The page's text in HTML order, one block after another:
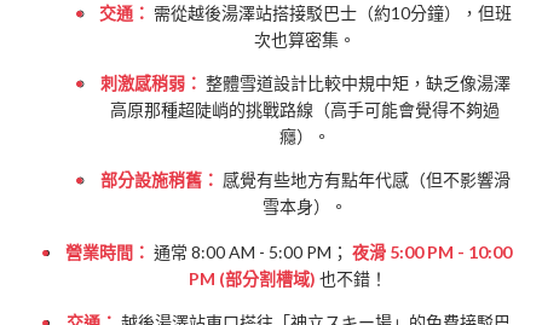
交通： 需從越後湯澤站搭接駁巴士（約10分鐘），但班
次也算密集。
刺激感稍弱： 整體雪道設計比較中規中矩，缺乏像湯澤
高原那種超陡峭的挑戰路線（高手可能會覺得不夠過
癮）。
部分設施稍舊： 感覺有些地方有點年代感（但不影響滑
雪本身）。
營業時間： 通常 8:00 AM - 5:00 PM； 夜滑 5:00 PM - 10:00
PM (部分割槽域) 也不錯！